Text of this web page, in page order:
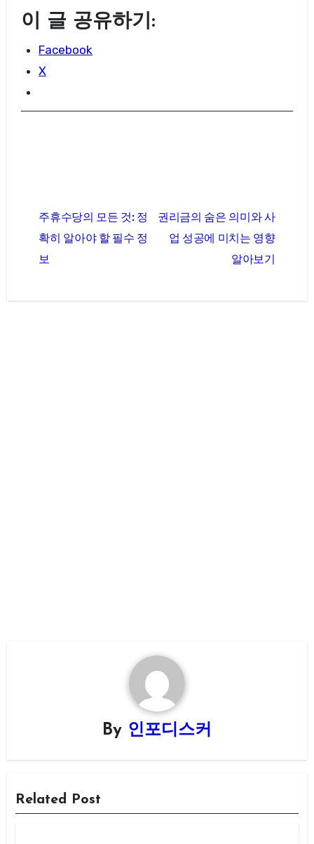
이 글 공유하기:
Facebook
X
탐
색
주휴수당의 모든 것: 정
확히 알아야 할 필수 정
보
권리금의 숨은 의미와 사
업 성공에 미치는 영향
알아보기
By 인포디스커
Related Post